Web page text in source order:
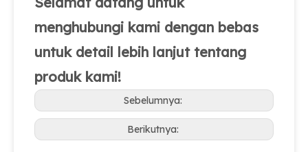
menghubungi kami dengan bebas
untuk detail lebih lanjut tentang
produk kami!
Sebelumnya:
Berikutnya: